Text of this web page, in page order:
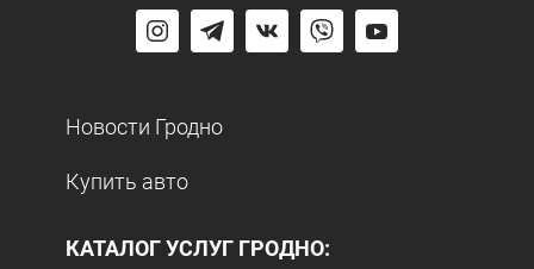
Новости Гродно
Купить авто
КАТАЛОГ УСЛУГ ГРОДНО: